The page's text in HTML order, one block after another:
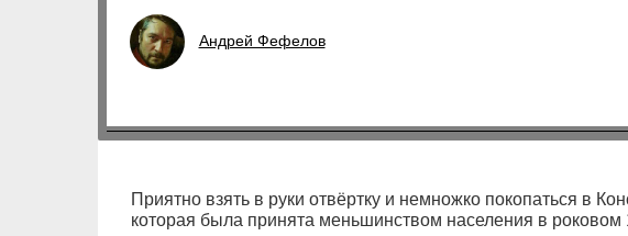
Андрей Фефелов
Приятно взять в руки отвёртку и немножко покопаться в
которая была принята меньшинством населения в роковом